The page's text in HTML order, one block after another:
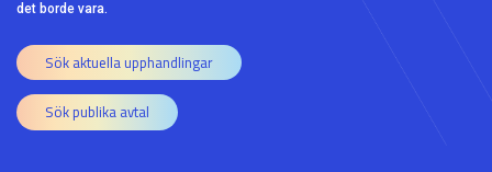
det borde vara.
Sök aktuella upphandlingar
Sök publika avtal